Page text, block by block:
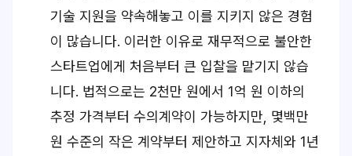
기술 지원을 약속해놓고 이를 지키지 않은 경험
이 많습니다. 이러한 이유로 재무적으로 불안한
스타트업에게 처음부터 큰 입찰을 맡기지 않습
니다. 법적으로는 2천만 원에서 1억 원 이하의
추정 가격부터 수의계약이 가능하지만, 몇백만
원 수준의 작은 계약부터 제안하고 지자체와 1년